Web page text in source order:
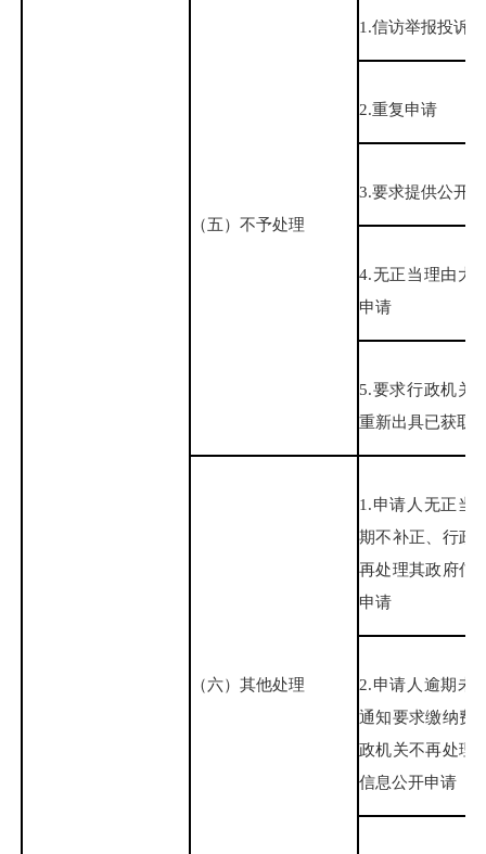
（五）不予处理
1.信访举报投诉
2.重复申请
3.要求提供公开
4.无正当理由大
申请
5.要求行政机关
重新出具已获取
（六）其他处理
1.申请人无正当
期不补正、行政
再处理其政府信
申请
2.申请人逾期未
通知要求缴纳费
政机关不再处理
信息公开申请